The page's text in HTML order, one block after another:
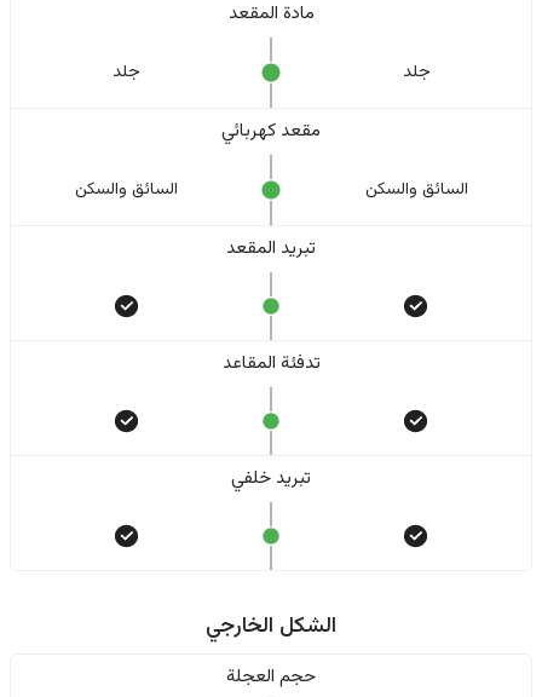
مادة المقعد
جلد جلد
مقعد كهربائي
السائق والسکن السائق والسکن
تبريد المقعد
تدفئة المقاعد
تبريد خلفي
الشكل الخارجي
حجم العجلة